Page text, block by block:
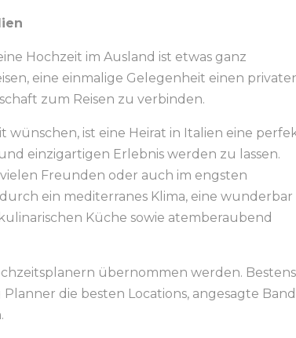
Hochzeit im Ausland ist etwas ganz
eine einmalige Gelegenheit einen
zum Reisen zu verbinden.
wünschen, ist eine Heirat in Italien eine
einzigartigen Erlebnis werden zu lassen.
Freunden oder auch im engsten
ein mediterranes Klima, eine wunderbar
Küche sowie atemberaubend
übernommen werden. Bestens
die besten Locations, angesagte